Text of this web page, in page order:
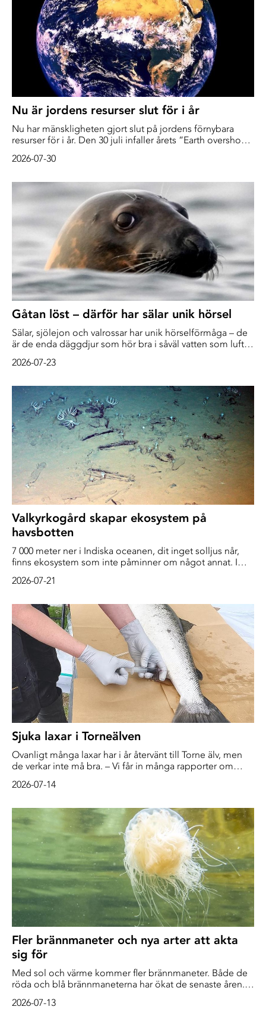
Nu är jordens resurser slut för i år
Nu har mänskligheten gjort slut på jordens förnybara
resurser för i år. Den 30 juli infaller årets ”Earth overshoot
procent snabbare än vad jordens ekosystem kan
jordklot, enligt organisationen Global Footprint Network
som gör mätningarna. […]
2026-07-30
Gåtan löst – därför har sälar unik hörsel
Sälar, sjölejon och valrossar har unik hörselförmåga – de
är de enda däggdjur som hör bra i såväl vatten som luft.
avslöjar när förmågan uppstod. Bakom studien, som
forskare från flera länder under ledning av paleontologen
James Rule […]
2026-07-23
Valkyrkogård skapar ekosystem på
havsbotten
7 000 meter ner i Indiska oceanen, dit inget solljus når,
finns ekosystem som inte påminner om något annat. I
säger Björn Källström, marinbiolog och forskare vid
upptäckts på botten av Indiska oceanen utanför
Australiens sydvästra kust, i ett område som kallas […]
2026-07-21
Sjuka laxar i Torneälven
Ovanligt många laxar har i år återvänt till Torne älv, men
de verkar inte må bra. – Vi får in många rapporter om
Statens veterinärmedicinska anstalt (SVA). Efter några
Torneälven. Men det är allt annat […]
2026-07-14
Fler brännmaneter och nya arter att akta
sig för
Med sol och värme kommer fler brännmaneter. Både de
röda och blå brännmaneterna har ökat de senaste åren.
Medborgarforskning hjälper till med kartläggning. –
2026-07-13